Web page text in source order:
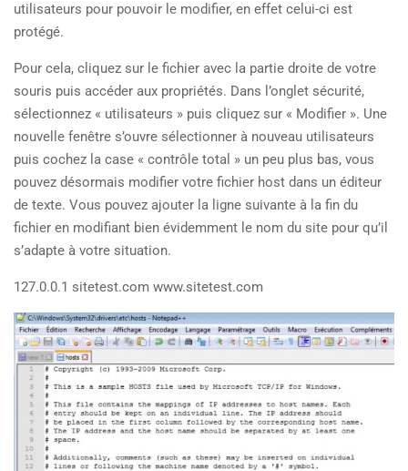
utilisateurs pour pouvoir le modifier, en effet celui-ci est
protégé.
Pour cela, cliquez sur le fichier avec la partie droite de votre
souris puis accéder aux propriétés. Dans l’onglet sécurité,
sélectionnez « utilisateurs » puis cliquez sur « Modifier ». Une
nouvelle fenêtre s’ouvre sélectionner à nouveau utilisateurs
puis cochez la case « contrôle total » un peu plus bas, vous
pouvez désormais modifier votre fichier host dans un éditeur
de texte. Vous pouvez ajouter la ligne suivante à la fin du
fichier en modifiant bien évidemment le nom du site pour qu’il
s’adapte à votre situation.
127.0.0.1 sitetest.com www.sitetest.com